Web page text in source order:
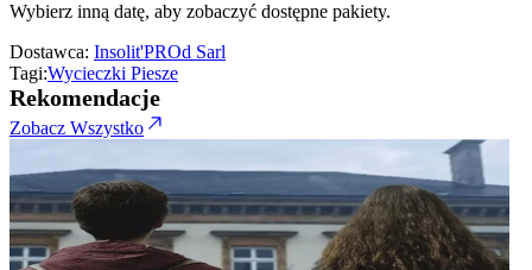
Wybierz inną datę, aby zobaczyć dostępne pakiety.
Dostawca: Insolit'PROd Sarl
Tagi:Wycieczki Piesze
Rekomendacje
Zobacz Wszystko